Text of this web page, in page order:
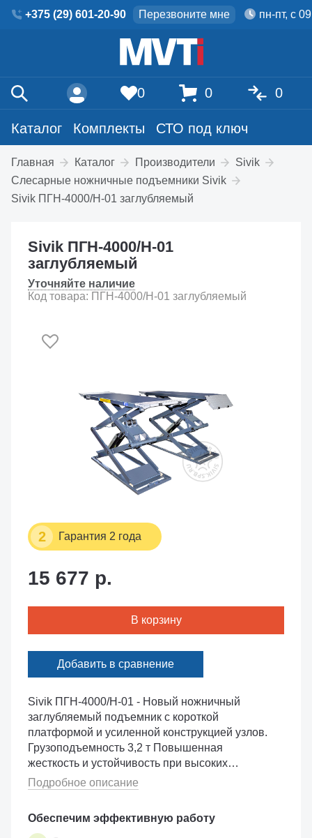
+375 (29) 601-20-90 Перезвоните мне пн-пт, с
Каталог Комплекты СТО под ключ
0 0 0
Главная Каталог Производители
Sivik
Слесарные ножничные подъемники Sivik
Sivik ПГН-4000/Н-01 заглубляемый
2 Гарантия 2 года
Sivik ПГН-4000/Н-01
заглубляемый
Уточняйте наличие
Код товара: ПГН-4000/Н-01 заглубляемый
Sivik ПГН-4000/Н-01 - Новый ножничный
заглубляемый подъемник с короткой
платформой и усиленной конструкцией узлов.
Грузоподъемность 3,2 т Повышенная
жесткость и устойчивость при высоких
нагрузках. Мах устойчивость автомобиля на
Подробное описание
Обеспечим эффективную работу
15 677 р.
В корзину
Добавить в сравнение